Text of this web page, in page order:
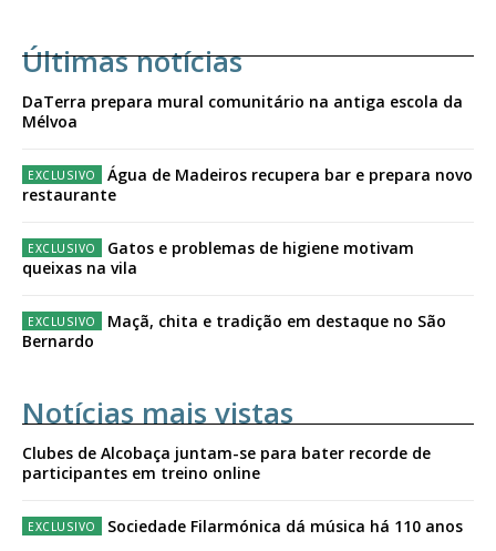
Últimas notícias
DaTerra prepara mural comunitário na antiga escola da
Mélvoa
Água de Madeiros recupera bar e prepara novo
restaurante
Gatos e problemas de higiene motivam
queixas na vila
Maçã, chita e tradição em destaque no São
Bernardo
Notícias mais vistas
Clubes de Alcobaça juntam-se para bater recorde de
participantes em treino online
Sociedade Filarmónica dá música há 110 anos